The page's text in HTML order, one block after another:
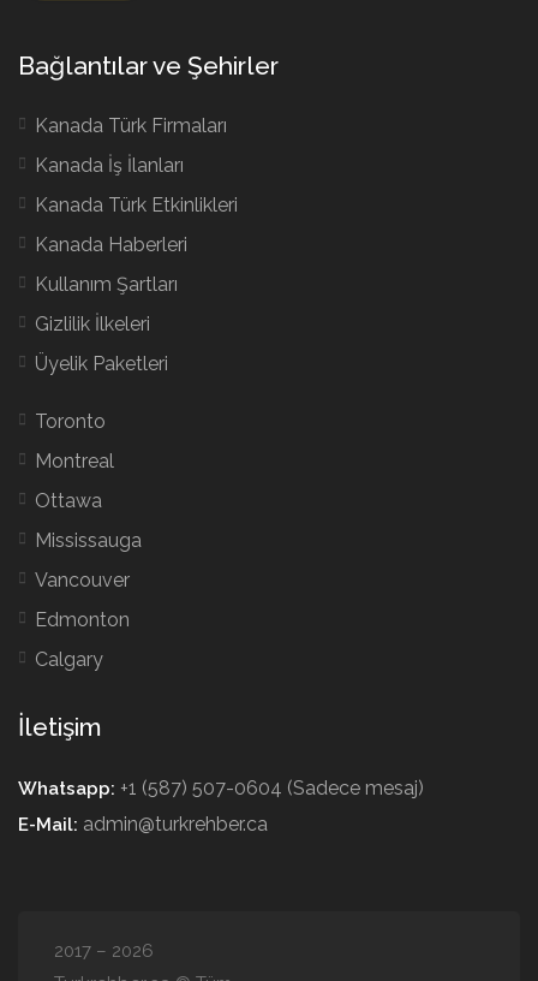
Bağlantılar ve Şehirler
Kanada Türk Firmaları
Kanada İş İlanları
Kanada Türk Etkinlikleri
Kanada Haberleri
Kullanım Şartları
Gizlilik İlkeleri
Üyelik Paketleri
Toronto
Montreal
Ottawa
Mississauga
Vancouver
Edmonton
Calgary
İletişim
Whatsapp: +1 (587) 507-0604 (Sadece mesaj)
E-Mail: admin@turkrehber.ca
2017 – 2026